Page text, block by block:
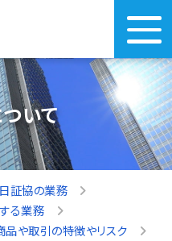
いて
日証協の業務
る業務
品や取引の特徴やリスク